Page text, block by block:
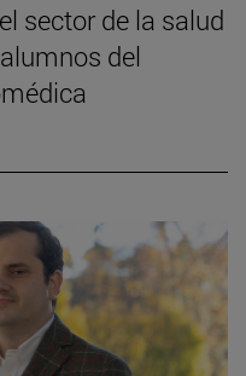
sector de la salud
del